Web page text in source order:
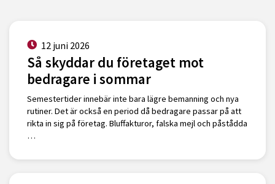
12 juni 2026
Så skyddar du företaget mot
bedragare i sommar
Semestertider innebär inte bara lägre bemanning och nya
rutiner. Det är också en period då bedragare passar på att
rikta in sig på företag. Bluffakturor, falska mejl och påstådda
…